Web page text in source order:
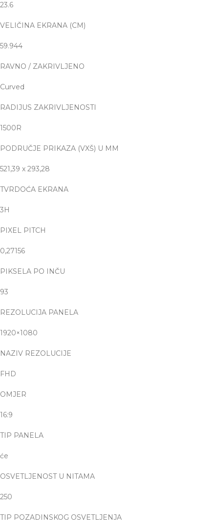
23.6
VELIČINA EKRANA (CM)
59.944
RAVNO / ZAKRIVLJENO
Curved
RADIJUS ZAKRIVLJENOSTI
1500R
PODRUČJE PRIKAZA (VXŠ) U MM
521,39 x 293,28
TVRDOĆA EKRANA
3H
PIXEL PITCH
0,27156
PIKSELA PO INČU
93
REZOLUCIJA PANELA
1920×1080
NAZIV REZOLUCIJE
FHD
OMJER
16:9
TIP PANELA
će
OSVETLJENOST U NITAMA
250
TIP POZADINSKOG OSVETLJENJA